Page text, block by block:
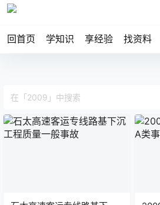
回首页 学知识 享经验 找资料